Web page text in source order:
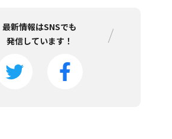
最新情報はSNSでも
発信しています！